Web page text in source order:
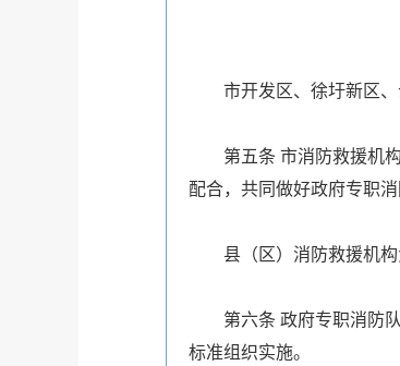
市开发区、徐圩新区
第五条 市消防救援机
配合，共同做好政府专职
县（区）消防救援机
第六条 政府专职消防
标准组织实施。